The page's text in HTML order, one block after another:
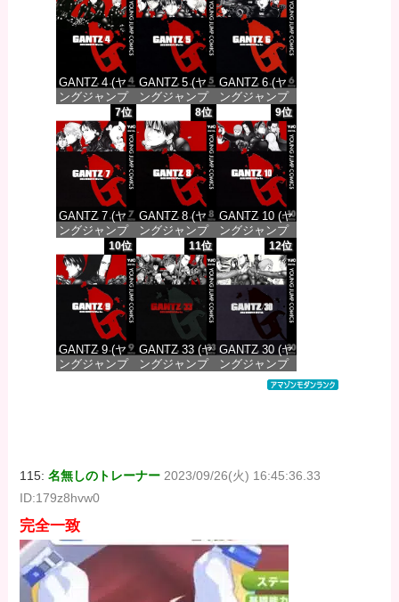
価格：¥100 価格：¥100 価格：¥100
GANTZ 4 (ヤ
ングジャンプ
コミックス
DIGITAL)
価格：¥100
GANTZ 5 (ヤ
ングジャンプ
コミックス
DIGITAL)
価格：¥100
GANTZ 6 (ヤ
ングジャンプ
コミックス
DIGITAL)
価格：¥100
7位
GANTZ 7 (ヤ
ングジャンプ
コミックス
DIGITAL)
価格：¥100
8位
GANTZ 8 (ヤ
ングジャンプ
コミックス
DIGITAL)
価格：¥100
9位
GANTZ 10 (ヤ
ングジャンプ
コミックス
DIGITAL)
価格：¥100
10位
GANTZ 9 (ヤ
ングジャンプ
11位
GANTZ 33 (ヤ
ングジャンプ
12位
GANTZ 30 (ヤ
ングジャンプ
コミックス
115:名無しのトレーナー 2023/09/26(火) 16:45:36.33
ID:179z8hvw0
完全一致